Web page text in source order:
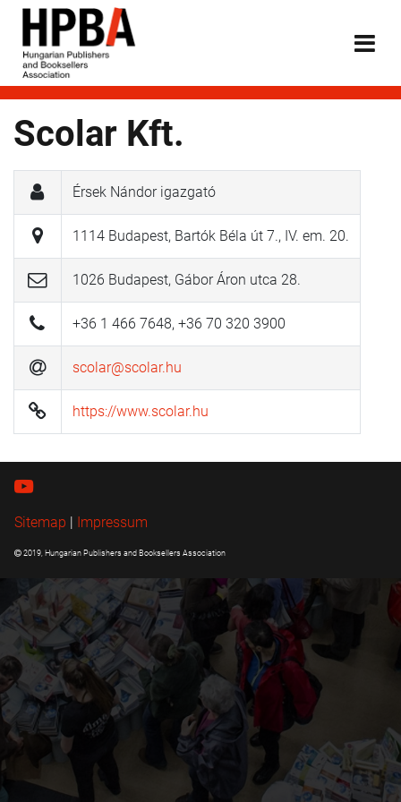
Scolar Kft.
Érsek Nándor igazgató
1114 Budapest, Bartók Béla út 7., IV. em. 20.
1026 Budapest, Gábor Áron utca 28.
+36 1 466 7648, +36 70 320 3900
scolar@scolar.hu
https://www.scolar.hu
Sitemap | Impressum
2019, Hungarian Publishers and Booksellers Association